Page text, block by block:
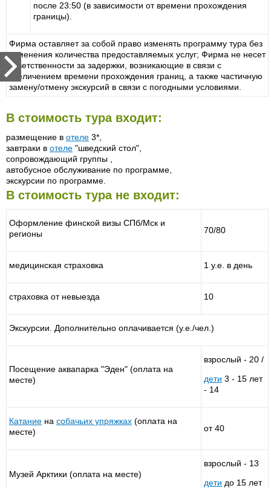
после 23:50 (в зависимости от времени прохождения
границы).
Фирма оставляет за собой право изменять программу тура без
изменения количества предоставляемых услуг; Фирма не несет
ответственности за задержки, возникающие в связи с
увеличением времени прохождения границ, а также частичную
замену/отмену экскурсий в связи с погодными условиями.
В стоимость тура входит:
размещение в отеле 3*,
завтраки в отеле "шведский стол",
сопровождающий группы ,
автобусное обслуживание по программе,
экскурсии по программе.
В стоимость тура не входит:
Оформление финской визы СПб/Мск и
регионы
70/80
медицинская страховка 1 у.е. в день
страховка от невыезда 10
Экскурсии. Дополнительно оплачивается (у.е./чел.)
Посещение аквапарка "Эден" (оплата на
месте)
взрослый - 20 /
дети 3 - 15 лет
- 14
Катание на собачьих упряжках (оплата на
месте)
от 40
Музей Арктики (оплата на месте)
взрослый - 13
дети до 15 лет